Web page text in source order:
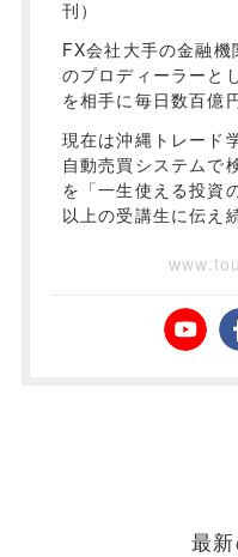
刊）
FX会社大手の金融
のプロディーラーと
を相手に毎日数百億
現在は沖縄トレード
自動売買システムで
を「一生使える投資
以上の受講生に伝え
最